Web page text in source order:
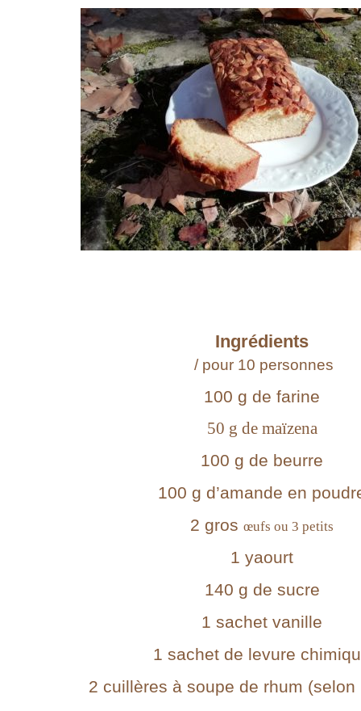
Ingrédients
/ pour 10 personnes
100 g de farine
50 g de maïzena
100 g de beurre
100 g d’amande en
2 gros œufs ou 3 petits
1 yaourt
140 g de sucre
1 sachet vanille
1 sachet de levure
2 cuillères à soupe de rhum (selon